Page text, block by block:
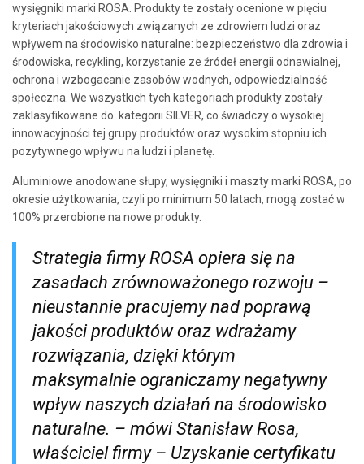
wysięgniki marki ROSA. Produkty te zostały ocenione w pięciu
kryteriach jakościowych związanych ze zdrowiem ludzi oraz
wpływem na środowisko naturalne: bezpieczeństwo dla zdrowia i
środowiska, recykling, korzystanie ze źródeł energii odnawialnej,
ochrona i wzbogacanie zasobów wodnych, odpowiedzialność
społeczna. We wszystkich tych kategoriach produkty zostały
zaklasyfikowane do kategorii SILVER, co świadczy o wysokiej
innowacyjności tej grupy produktów oraz wysokim stopniu ich
pozytywnego wpływu na ludzi i planetę.
Aluminiowe anodowane słupy, wysięgniki i maszty marki ROSA, po
okresie użytkowania, czyli po minimum 50 latach, mogą zostać w
100% przerobione na nowe produkty.
Strategia firmy ROSA opiera się na
zasadach zrównoważonego rozwoju –
nieustannie pracujemy nad poprawą
jakości produktów oraz wdrażamy
rozwiązania, dzięki którym
maksymalnie ograniczamy negatywny
wpływ naszych działań na środowisko
naturalne. – mówi Stanisław Rosa,
właściciel firmy – Uzyskanie certyfikatu